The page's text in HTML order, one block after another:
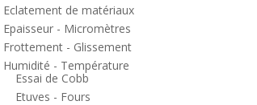
Eclatement de matériaux
Epaisseur - Micromètres
Frottement - Glissement
Humidité - Température
Essai de Cobb
Etuves - Fours